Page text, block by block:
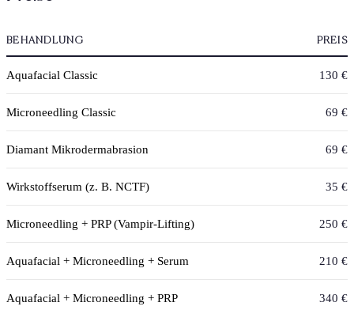
BEHANDLUNG PREIS
Aquafacial Classic 130 €
Microneedling Classic 69 €
Diamant Mikrodermabrasion 69 €
Wirkstoffserum (z. B. NCTF) 35 €
Microneedling + PRP (Vampir-Lifting) 250 €
Aquafacial + Microneedling + Serum 210 €
Aquafacial + Microneedling + PRP 340 €